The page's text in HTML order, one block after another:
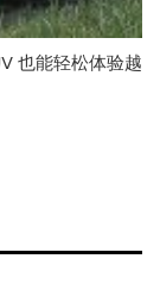
也能轻松体验越